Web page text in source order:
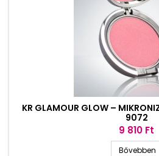
KR GLAMOUR GLOW –
9072
Ár
9 810 Ft
Bővebben